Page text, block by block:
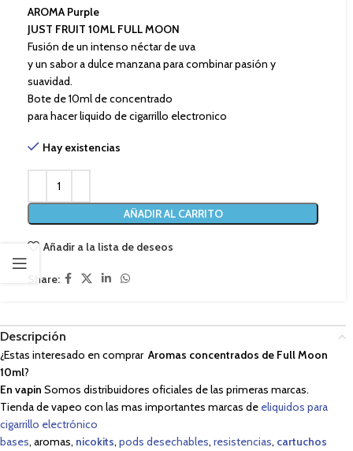
AROMA Purple
JUST FRUIT 10ML FULL MOON
Fusión de un intenso néctar de uva
y un sabor a dulce manzana para combinar pasión y
suavidad.
Bote de 10ml de concentrado
para hacer liquido de cigarrillo electronico
Hay existencias
AÑADIR AL CARRITO
Añadir a la lista de deseos
Share:
Descripción
¿Estas interesado en comprar Aromas concentrados de Full Moon
10ml?
En vapin Somos distribuidores oficiales de las primeras marcas.
Tienda de vapeo con las mas importantes marcas de eliquidos para
cigarrillo electrónico
bases, aromas, nicokits, pods desechables, resistencias, cartuchos